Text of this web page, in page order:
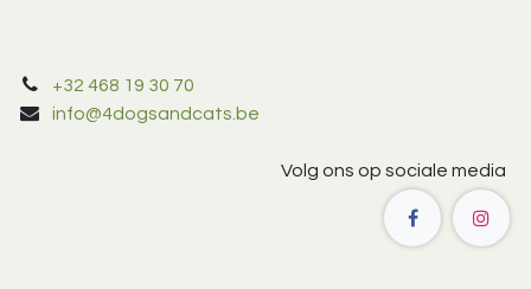
+32 468 19 30 70
info@4dogsandcats.be
Volg ons op sociale media